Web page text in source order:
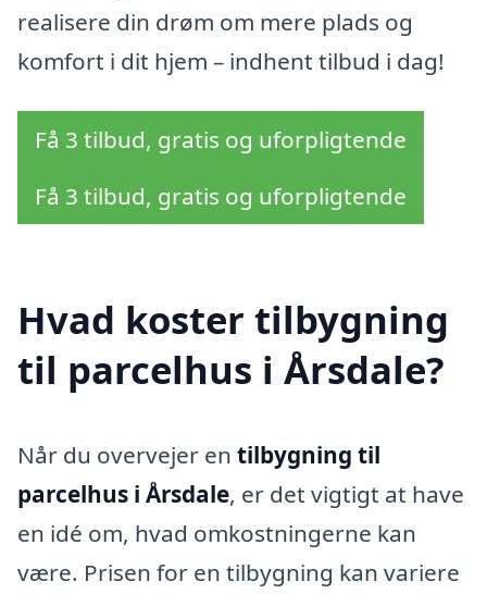
realisere din drøm om mere plads og
komfort i dit hjem – indhent tilbud i dag!
Få 3 tilbud, gratis og uforpligtende
Få 3 tilbud, gratis og uforpligtende
Hvad koster tilbygning
til parcelhus i Årsdale?
Når du overvejer en tilbygning til
parcelhus i Årsdale, er det vigtigt at have
en idé om, hvad omkostningerne kan
være. Prisen for en tilbygning kan variere